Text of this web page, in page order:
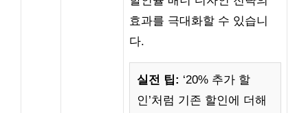
효과를 극대화할 수 있습니
다.
실전 팁: ‘20% 추가 할
인’처럼 기존 할인에 더해